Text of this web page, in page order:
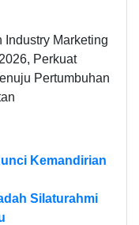
Industry Marketing
Perkuat
Pertumbuhan
Kemandirian
Silaturahmi